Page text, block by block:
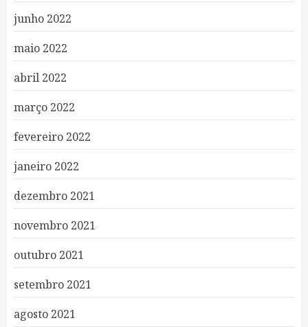
junho 2022
maio 2022
abril 2022
março 2022
fevereiro 2022
janeiro 2022
dezembro 2021
novembro 2021
outubro 2021
setembro 2021
agosto 2021